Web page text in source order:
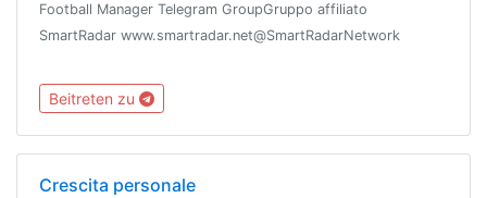
Football Manager Telegram GroupGruppo affiliato
SmartRadar www.smartradar.net@SmartRadarNetwork
Beitreten zu
Crescita personale